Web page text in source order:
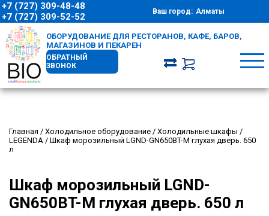
+7 (727) 309-48-48
+7 (727) 309-52-52
Ваш город: Алматы
ОБОРУДОВАНИЕ ДЛЯ РЕСТОРАНОВ, КАФЕ, БАРОВ,
МАГАЗИНОВ И ПЕКАРЕН
ОБРАТНЫЙ
ЗВОНОК
Главная / Холодильное оборудование / Холодильные шкафы /
LEGENDA / Шкаф морозильный LGND-GN650BT-M глухая дверь. 650
л
Шкаф морозильный LGND-
GN650BT-M глухая дверь. 650 л